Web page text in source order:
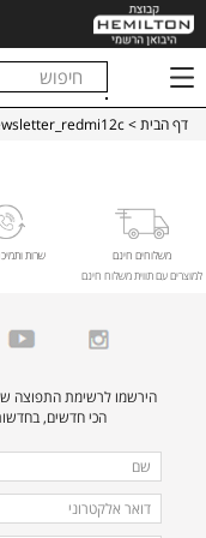
דף הבית> newsletter_redmi12c
משלוחים חינם
למוצרים עם תווית משלוח חינם
שרות
הירשמו לרשימת התפוצה
הכי חדשים,
מלאו
את
הפרטים
שם
דואר
אלקטרוני